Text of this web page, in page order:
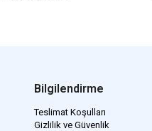
Bilgilendirme
Teslimat Koşulları
Gizlilik ve Güvenlik